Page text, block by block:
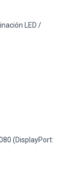
LED /
(DisplayPort: